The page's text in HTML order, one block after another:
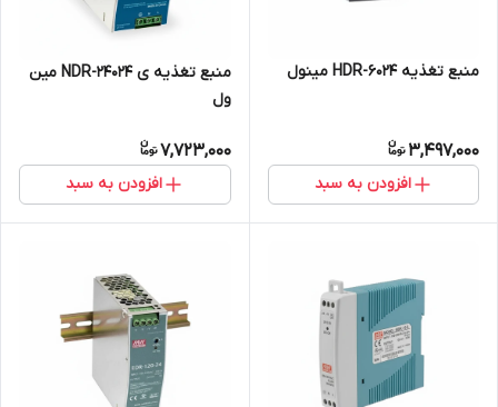
منبع تغذیه HDR-6024 مینول
3,497,000
افزودن به سبد
منبع تغذیه ی NDR-24024 مین
ول
7,723,000
افزودن به سبد